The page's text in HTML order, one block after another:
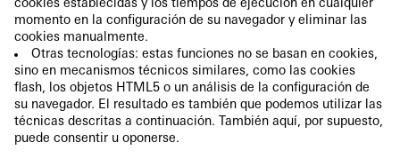
cookies establecidas y los tiempos de ejecución en cualquier
momento en la configuración de su navegador y eliminar las
cookies manualmente.
Otras tecnologías: estas funciones no se basan en cookies,
sino en mecanismos técnicos similares, como las cookies
flash, los objetos HTML5 o un análisis de la configuración de
su navegador. El resultado es también que podemos utilizar las
técnicas descritas a continuación. También aquí, por supuesto,
puede consentir u oponerse.